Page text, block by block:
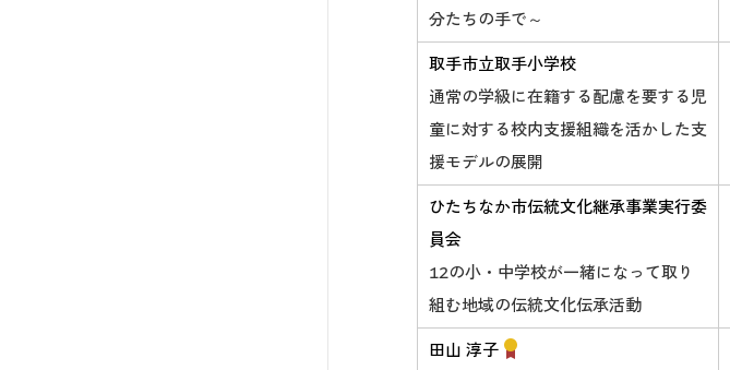
分たちの手で～
取手市立取手小学校
通常の学級に在籍する配慮を要する児
童に対する校内支援組織を活かした支
援モデルの展開
ひたちなか市伝統文化継承事業実行委
員会
12の小・中学校が一緒になって取り
組む地域の伝統文化伝承活動
田山 淳子